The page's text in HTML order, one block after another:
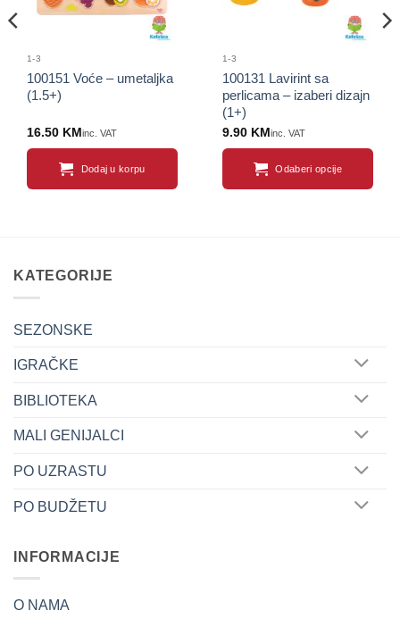
1-3
100151 Voće – umetaljka
(1.5+)
16.50 KMinc. VAT
Dodaj u korpu
1-3
100131 Lavirint sa
perlicama – izaberi dizajn
(1+)
9.90 KMinc. VAT
Odaberi opcije
KATEGORIJE
SEZONSKE
IGRAČKE
BIBLIOTEKA
MALI GENIJALCI
PO UZRASTU
PO BUDŽETU
INFORMACIJE
O NAMA